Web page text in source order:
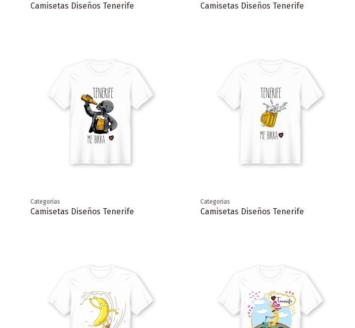
Camisetas Diseños Tenerife Camisetas Diseños Tenerife
Categorias
Camisetas Diseños Tenerife
Categorias
Camisetas Diseños Tenerife